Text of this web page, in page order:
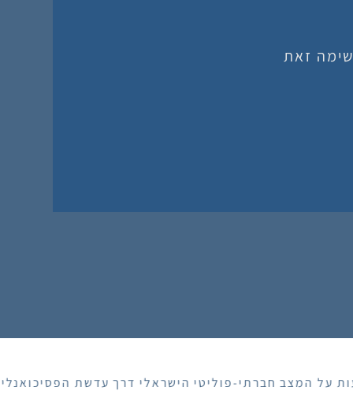
זאת
חברתי-פוליטי הישראלי דרך עדשת הפסיכואנליזה